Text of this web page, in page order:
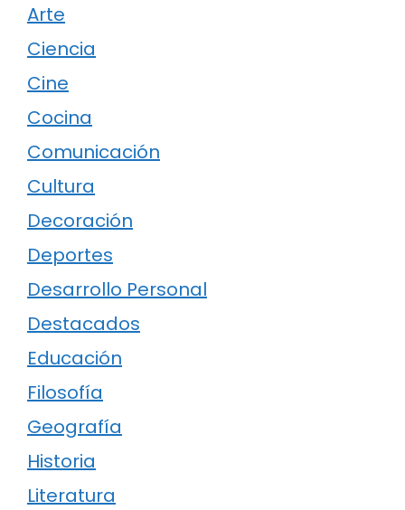
Arte
Ciencia
Cine
Cocina
Comunicación
Cultura
Decoración
Deportes
Desarrollo Personal
Destacados
Educación
Filosofía
Geografía
Historia
Literatura